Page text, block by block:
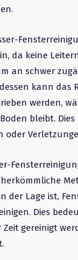
da keine
an schwer
kann das
werden,
bleibt.
oder
der Lage ist,
Dies
gereinigt